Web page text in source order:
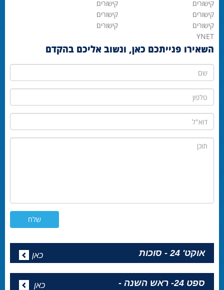
YNET
קישורים קישורים
קישורים קישורים
קישורים קישורים
השאירו פנייתכם כאן, ונשוב אליכם בהקדם
שם
טלפון
דוא"ל
תוכן
אוקט' 24 - סוכות כאן
ספט 24- ראש השנה - כאן